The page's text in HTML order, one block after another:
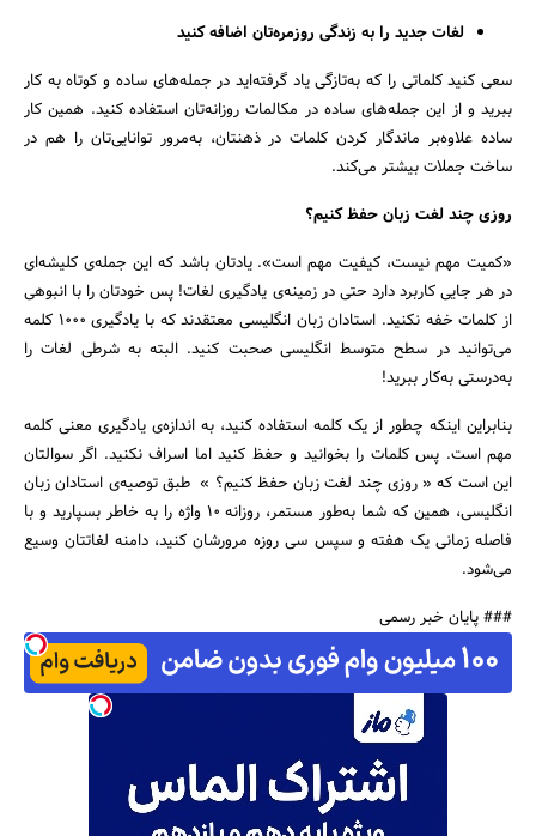
لغات جدید را به زندگی روزمره‌تان اضافه کنید
سعی کنید کلماتی را که به‌تازگی یاد گرفته‌اید در جمله‌های ساده و کوتاه به کار
ببرید و از این جمله‌های ساده در مکالمات روزانه‌تان استفاده کنید. همین کار
ساده علاوه‌بر ماندگار کردن کلمات در ذهنتان، به‌مرور توانایی‌تان را هم در
ساخت جملات بیشتر می‌کند.
روزی چند لغت زبان حفظ کنیم؟
«کمیت مهم نیست، کیفیت مهم است». یادتان باشد که این جمله‌ی کلیشه‌ای
در هر جایی کاربرد دارد حتی در زمینه‌ی یادگیری لغات! پس خودتان را با انبوهی
از کلمات خفه نکنید. استادان زبان انگلیسی معتقدند که با یادگیری 1000 کلمه
می‌توانید در سطح متوسط انگلیسی صحبت کنید. البته به شرطی لغات را
به‌درستی به‌کار ببرید!
بنابراین اینکه چطور از یک کلمه استفاده کنید، به اندازه‌ی یادگیری معنی کلمه
مهم است. پس کلمات را بخوانید و حفظ کنید اما اسراف نکنید. اگر سوالتان
این است که « روزی چند لغت زبان حفظ کنیم؟ » طبق توصیه‌ی استادان زبان
انگلیسی، همین که شما به‌طور مستمر، روزانه 10 واژه را به خاطر بسپارید و با
فاصله زمانی یک هفته و سپس سی روزه مرورشان کنید، دامنه لغاتتان وسیع
می‌شود.
### پایان خبر رسمی